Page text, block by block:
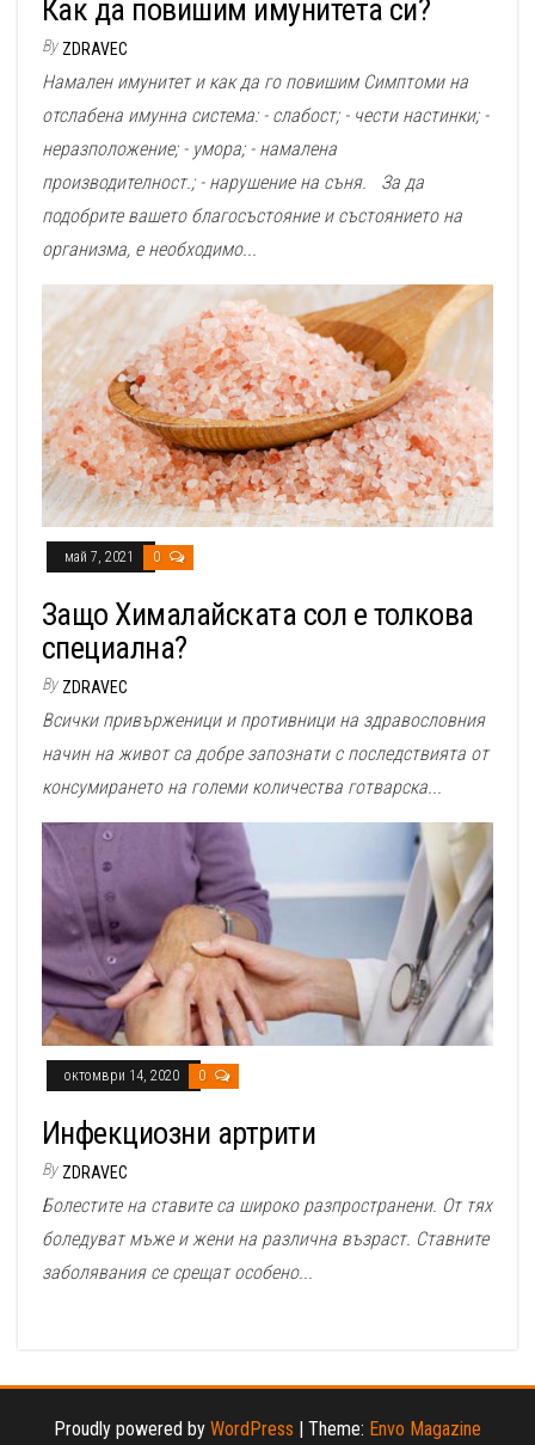
Как да повишим имунитета си?
By ZDRAVEC
Намален имунитет и как да го повишим Симптоми на
отслабена имунна система: - слабост; - чести настинки; -
неразположение; - умора; - намалена
производителност.; - нарушение на съня. За да
подобрите вашето благосъстояние и състоянието на
организма, е необходимо...
май 7, 2021 0
Защо Хималайската сол е толкова
специална?
By ZDRAVEC
Всички привърженици и противници на здравословния
начин на живот са добре запознати с последствията от
консумирането на големи количества готварска...
октомври 14, 2020 0
Инфекциозни артрити
By ZDRAVEC
Болестите на ставите са широко разпространени. От тях
боледуват мъже и жени на различна възраст. Ставните
заболявания се срещат особено...
Proudly powered by WordPress | Theme: Envo Magazine